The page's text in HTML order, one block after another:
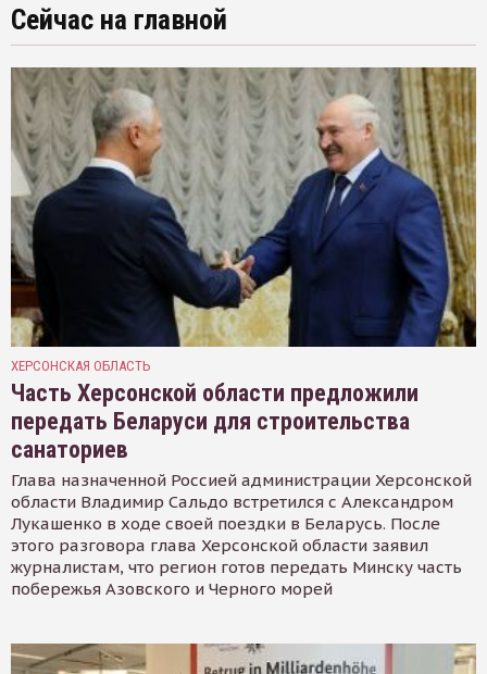
Сейчас на главной
ХЕРСОНСКАЯ ОБЛАСТЬ
Часть Херсонской области предложили
передать Беларуси для строительства
санаториев
Глава назначенной Россией администрации Херсонской
области Владимир Сальдо встретился с Александром
Лукашенко в ходе своей поездки в Беларусь. После
этого разговора глава Херсонской области заявил
журналистам, что регион готов передать Минску часть
побережья Азовского и Черного морей